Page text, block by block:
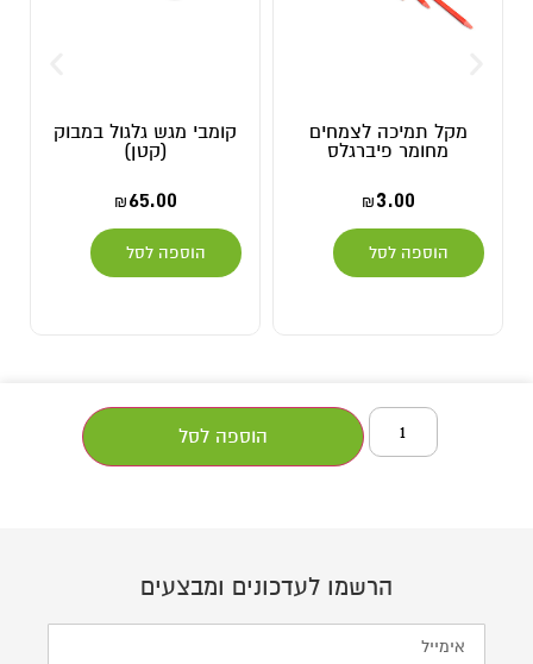
מקל תמיכה לצמחים
מחומר פיברגלס
₪3.00
הוספה לסל
קומבי מגש גלגול במבוק
(קטן)
₪65.00
הוספה לסל
הוספה לסל
הרשמו לעדכונים ומבצעים